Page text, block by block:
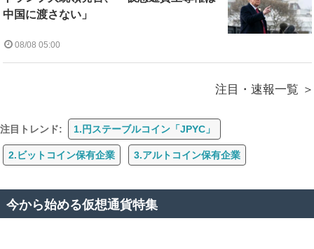
中国に渡さない」
08/08 05:00
注目・速報一覧
注目トレンド: 1.円ステーブルコイン「JPYC」
2.ビットコイン保有企業 3.アルトコイン保有企業
今から始める仮想通貨特集